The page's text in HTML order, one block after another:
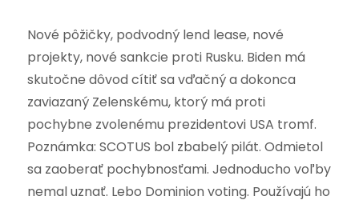
Nové pôžičky, podvodný lend lease, nové
projekty, nové sankcie proti Rusku. Biden má
skutočne dôvod cítiť sa vďačný a dokonca
zaviazaný Zelenskému, ktorý má proti
pochybne zvolenému prezidentovi USA tromf.
Poznámka: SCOTUS bol zbabelý pilát. Odmietol
sa zaoberať pochybnosťami. Jednoducho voľby
nemal uznať. Lebo Dominion voting. Používajú ho